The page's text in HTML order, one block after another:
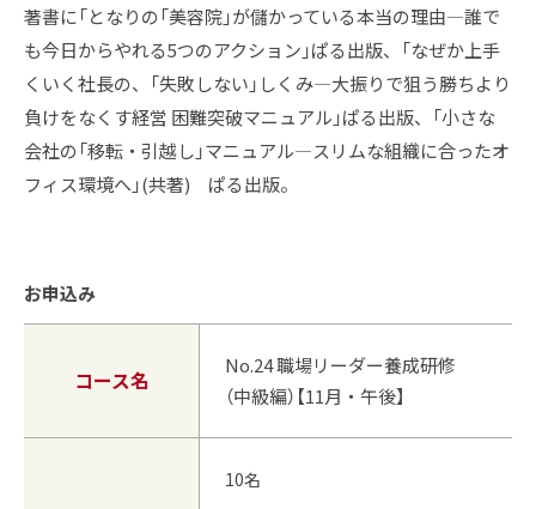
著書に「となりの「美容院」が儲かっている本当の理由―誰で
も今日からやれる5つのアクション」ぱる出版、「なぜか上手
くいく社長の、「失敗しない」しくみ―大振りで狙う勝ちより
負けをなくす経営 困難突破マニュアル」ぱる出版、「小さな
会社の「移転・引越し」マニュアル―スリムな組織に合ったオ
フィス環境へ」(共著) ぱる出版。
お申込み
コース名
No.24 職場リーダー養成研修
（中級編）【11月・午後】
10名